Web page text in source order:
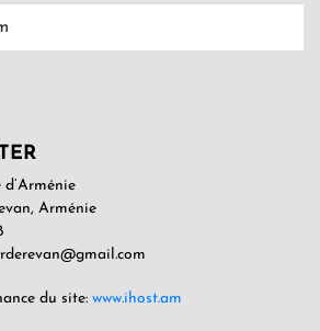
Arménie
du site: www.ihost.am